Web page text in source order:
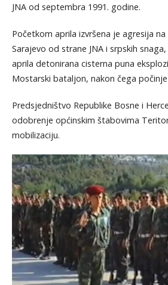
JNA od septembra 1991. godine.
Početkom aprila izvršena je agresija
Sarajevo od strane JNA i srpskih
aprila detonirana cisterna puna
Mostarski bataljon, nakon čega
Predsjedništvo Republike Bosne i
odobrenje općinskim štabovima
mobilizaciju.